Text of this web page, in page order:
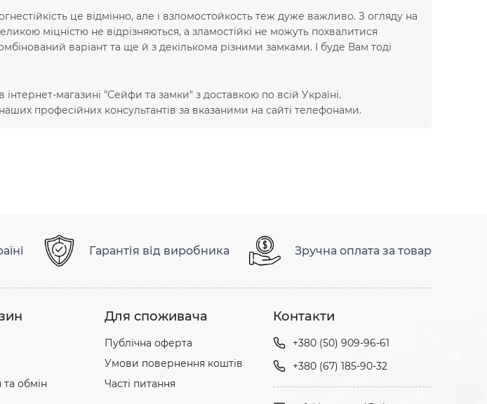
це відмінно, але і взломостойкость теж дуже важливо. З огляду на
міцністю не відрізняються, а зламостійкі не можуть похвалитися
варіант та ще й з декількома різними замками. І буде Вам тоді
магазині "Сейфи та замки" з доставкою по всій Україні.
професійних консультантів за вказаними на сайті телефонами.
Гарантія від виробника Зручна оплата за товар
обмін
Для споживача
Публічна оферта
Умови повернення коштів
Часті питання
Контакти
+380 (50) 909-96-61
+380 (67) 185-90-32